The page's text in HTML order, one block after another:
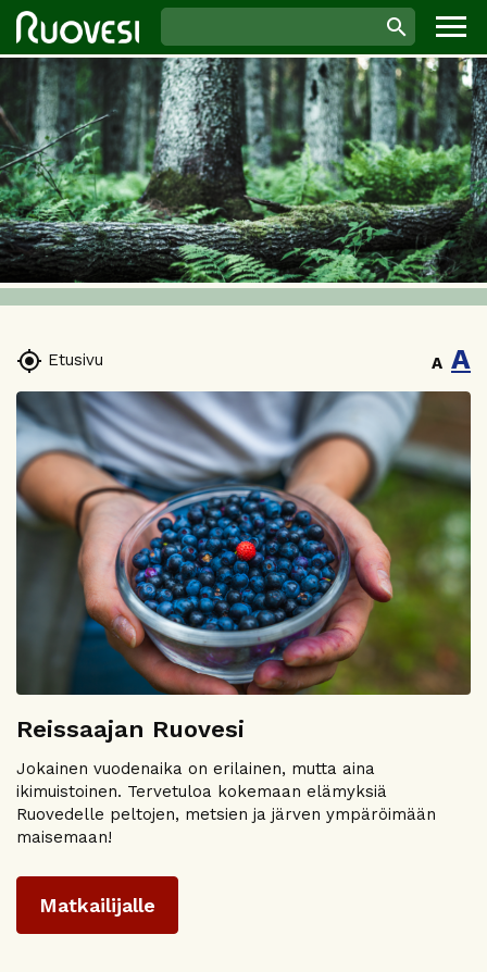
 Etusivu A A
Reissaajan Ruovesi
Jokainen vuodenaika on erilainen, mutta aina
ikimuistoinen. Tervetuloa kokemaan elämyksiä
Ruovedelle peltojen, metsien ja järven ympäröimään
maisemaan!
Matkailijalle